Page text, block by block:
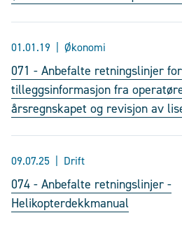
01.01.19 Økonomi
071 - Anbefalte retningslinjer for
tilleggsinformasjon fra
årsregnskapet og revisjon av
09.07.25 Drift
074 - Anbefalte retningslinjer -
Helikopterdekkmanual